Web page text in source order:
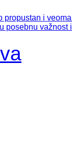
propustan i
posebnu